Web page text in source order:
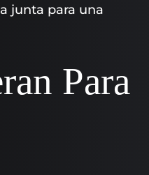
junta para una
Para